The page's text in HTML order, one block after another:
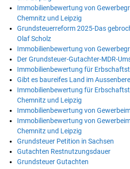
Immobilienbewertung von
Chemnitz und Leipzig
Grundsteuerreform 2025-Das
Olaf Scholz
Immobilienbewertung von
Der Grundsteuer-Gutachter-MDR-
Immobilienbewertung für
Gibt es baureifes Land im
Immobilienbewertung für
Chemnitz und Leipzig
Immobilienbewertung von
Immobilienbewertung von
Chemnitz und Leipzig
Grundsteuer Petition in Sachsen
Gutachten Restnutzungsdauer
Grundsteuer Gutachten